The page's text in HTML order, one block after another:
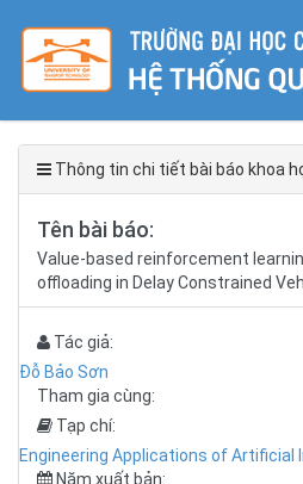
Thông tin chi tiết bài báo khoa
Tên bài báo:
Value-based reinforcement
offloading in Delay Constrained
Tác giả:
Đỗ Bảo Sơn
Tham gia cùng:
Tạp chí:
Engineering Applications of Artificial
Năm xuất bản: